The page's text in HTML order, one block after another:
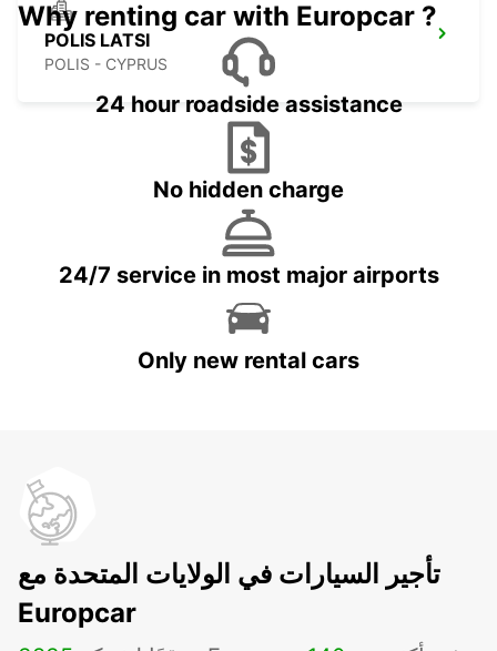
POLIS LATSI
POLIS - CYPRUS
Why renting car with Europcar ?
24 hour roadside assistance
No hidden charge
24/7 service in most major airports
Only new rental cars
تأجير السيارات في الولايات المتحدة مع
Europcar